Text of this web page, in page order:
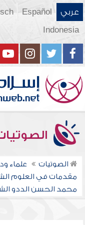
عربي Español
Indonesia
الصوتيات علماء
مقدمات في العلوم
محمد الحسن الددو